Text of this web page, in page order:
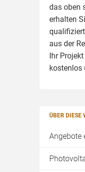
das oben
erhalten
aus der
Ihr
kostenlos
ÜBER DIESE
Angebote